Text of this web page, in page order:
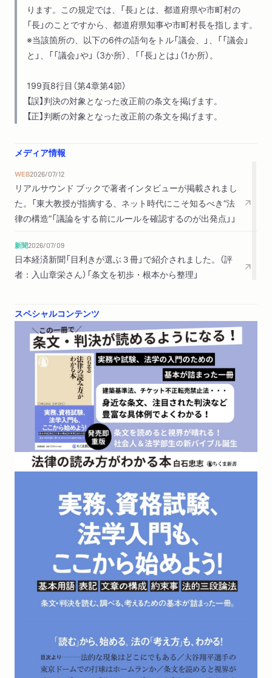
立証責任とは／「どちらともいえない」がある世界／「推定する」
と「みなす」
第５章 リーガルリサーチ
ツールを漫遊してみる／わかったことを書いてみる／当たりを
付ける
２ 法令をリサーチする
律の改正をめぐるリサーチの方法／名古屋大学の「法令データベ
３ 行政文書をリサーチする
４ 判決をリサーチする
裁判所ウェブサイトの「裁判例検索」／有料の判例データベース
／事件番号の重要性／民集・刑集と調査官解説／民事裁判情報
おわりに
索引
ります。この規定では、「⻑」とは、都道府県や市町村の
「⻑」のことですから、都道府県知事や市町村⻑を指します。
※当該箇所の、以下の6件の語句をトル「議会、」、「「議会」
と」、「「議会」や」 （3か所）、「「⻑」とは」（1か所）。
199頁8行目（第4章第4節）
【誤】判決の対象となった改正前の条文を掲げます。
【正】判断の対象となった改正前の条文を掲げます。
メディア情報
WEB2026/07/12
リアルサウンド ブックで著者インタビューが掲載されまし
た。「東大教授が指摘する、ネット時代にこそ知るべき“法
律の構造”「議論をする前にルールを確認するのが出発点」」
新聞2026/07/09
日本経済新聞「目利きが選ぶ３冊」で紹介されました。（評
者：入山章栄さん）「条文を初歩・根本から整理」
スペシャルコンテンツ